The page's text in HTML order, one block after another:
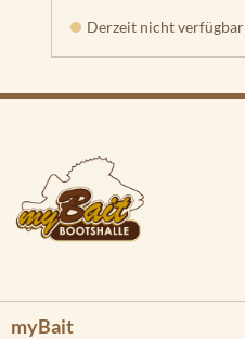
Derzeit nicht verfügbar
myBait